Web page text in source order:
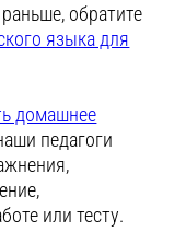
обратите
языка для
домашнее
педагоги
или тесту.